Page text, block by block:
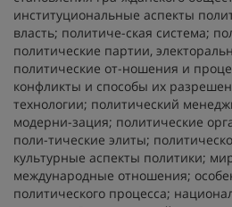
институциональные аспекты
власть; политиче-ская система;
политические партии,
политические от-ношения и
конфликты и способы их
технологии; политический
модерни-зация; политические
поли-тические элиты;
культурные аспекты политики;
международные отношения;
политического процесса;